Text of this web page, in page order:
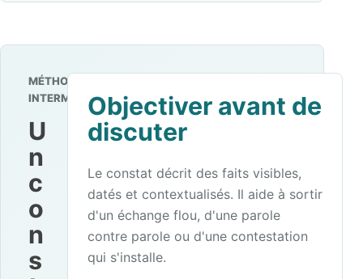
MÉTHODE
INTERMEDIANCE
U
n
c
o
n
s
Objectiver avant de
discuter
Le constat décrit des faits visibles,
datés et contextualisés. Il aide à sortir
d'un échange flou, d'une parole
contre parole ou d'une contestation
qui s'installe.